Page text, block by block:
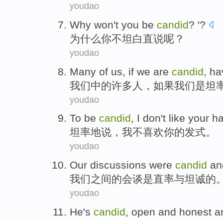
youdao
Why won't you be candid? '?
为什么你不坦白直说呢？
youdao
Many of us if we are candid
我们中的许多人 ， 如果我们是坦
youdao
To be candid, I don't like your
坦率地说， 我不喜欢你的发式。
youdao
Our discussions were candid
我们之间的会谈是直率与坦诚的
youdao
He's candid, open and honest